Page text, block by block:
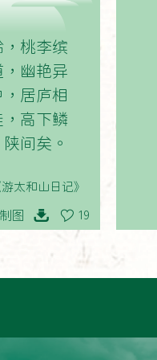
，桃李缤
幽艳异
居庐相
高下鳞
间矣。
游太和山日记》
制图 19